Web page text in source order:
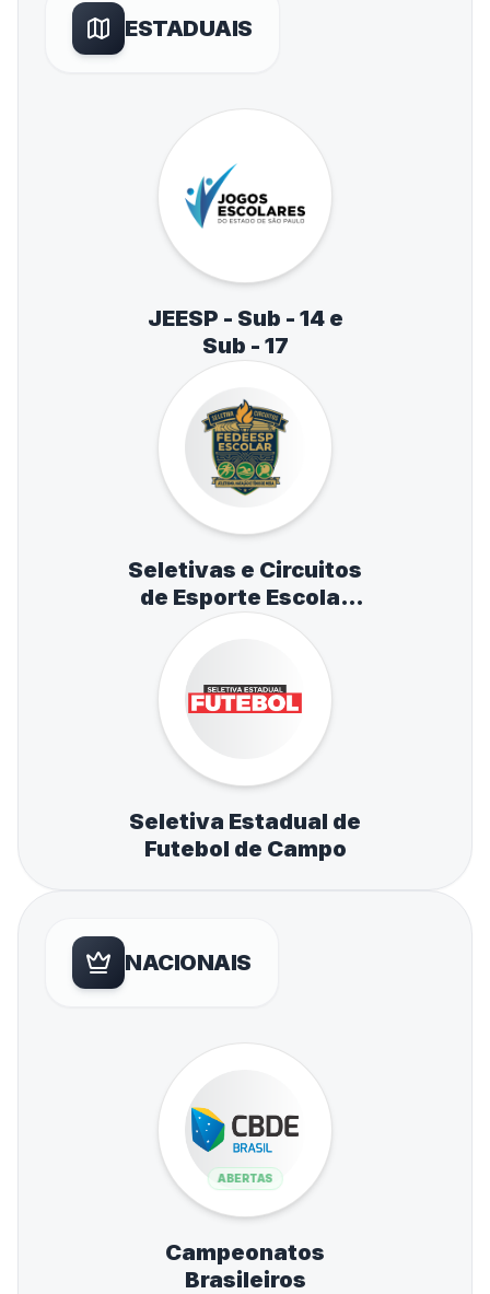
ESTADUAIS
JEESP - Sub - 14 e
Sub - 17
Seletivas e Circuitos
de Esporte Escolar
de Atletismo,
Natação e Tênis de
Mesa
Seletiva Estadual de
Futebol de Campo
NACIONAIS
ABERTAS
Campeonatos
Brasileiros